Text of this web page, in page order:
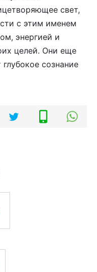
свет,
с этим именем
энергией и
целей. Они еще
сознание